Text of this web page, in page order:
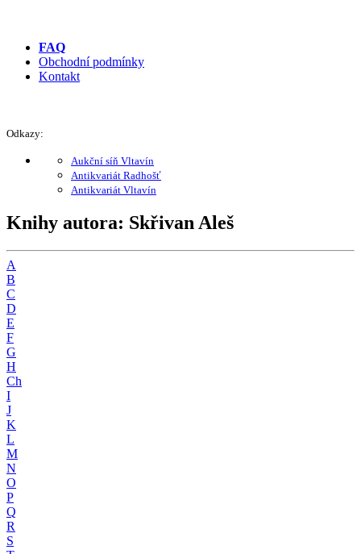
FAQ
Obchodní podmínky
Kontakt
Odkazy:
Aukční síň Vltavín
Antikvariát Radhošť
Antikvariát Vltavín
Knihy autora: Skřivan Aleš
A
B
C
D
E
F
G
H
Ch
I
J
K
L
M
N
O
P
Q
R
S